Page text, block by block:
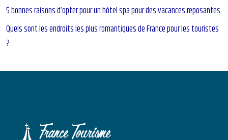
5 bonnes raisons d’opter pour un hôtel spa pour des vacances reposantes
Quels sont les endroits les plus romantiques de France pour les touristes
?